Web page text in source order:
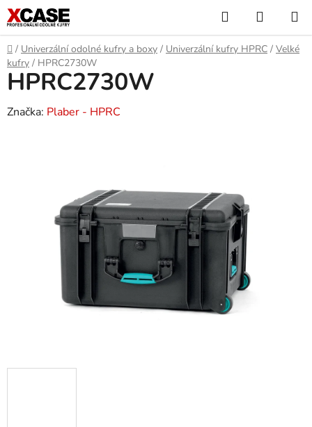
Přejít
na
obsah
Hledat
KOŠÍK
Domů
/ Univerzální odolné kufry a boxy / Univerzální kufry HPRC / Velké
kufry / HPRC2730W
HPRC2730W
Značka: Plaber - HPRC